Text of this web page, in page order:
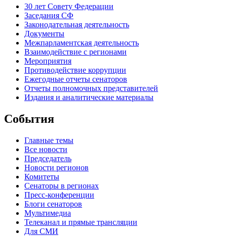
30 лет Совету Федерации
Заседания СФ
Законодательная деятельность
Документы
Межпарламентская деятельность
Взаимодействие с регионами
Мероприятия
Противодействие коррупции
Ежегодные отчеты сенаторов
Отчеты полномочных представителей
Издания и аналитические материалы
События
Главные темы
Все новости
Председатель
Новости регионов
Комитеты
Сенаторы в регионах
Пресс-конференции
Блоги сенаторов
Мультимедиа
Телеканал и прямые трансляции
Для СМИ